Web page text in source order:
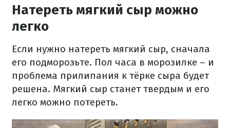
Натереть мягкий сыр можно
легко
Если нужно натереть мягкий сыр, сначала
его подморозьте. Пол часа в морозилке – и
проблема прилипания к тёрке сыра будет
решена. Мягкий сыр станет твердым и его
легко можно потереть.